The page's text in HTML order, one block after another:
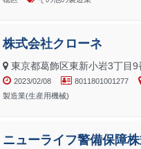
株式会社クローネ
東京都葛飾区東新小岩3丁目9
2023/02/08 8011801001277
製造業(生産用機械)
ニューライフ警備保障